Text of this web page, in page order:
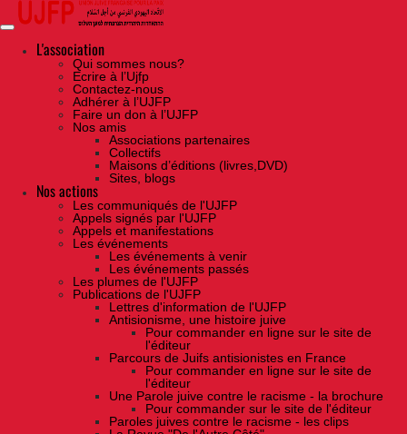
Skip
the
contentL'association
Qui sommes nous?
Ecrire à l’Ujfp
Contactez-nous
Adhérer à l’UJFP
Faire un don à l’UJFP
Nos amis
Associations partenaires
Collectifs
Maisons d’éditions (livres,DVD)
Sites, blogs
Nos actions
Les communiqués de l'UJFP
Appels signés par l'UJFP
Appels et manifestations
Les événements
Les événements à venir
Les événements passés
Les plumes de l'UJFP
Publications de l'UJFP
Lettres d'information de l'UJFP
Antisionisme, une histoire juive
Pour commander en ligne sur le site de
l'éditeur
Parcours de Juifs antisionistes en France
Pour commander en ligne sur le site de
l'éditeur
Une Parole juive contre le racisme - la brochure
Pour commander sur le site de l'éditeur
Paroles juives contre le racisme - les clips